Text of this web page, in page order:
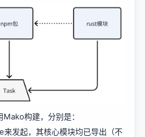
构建，分别是：
发起，其核心模块均已导出（不